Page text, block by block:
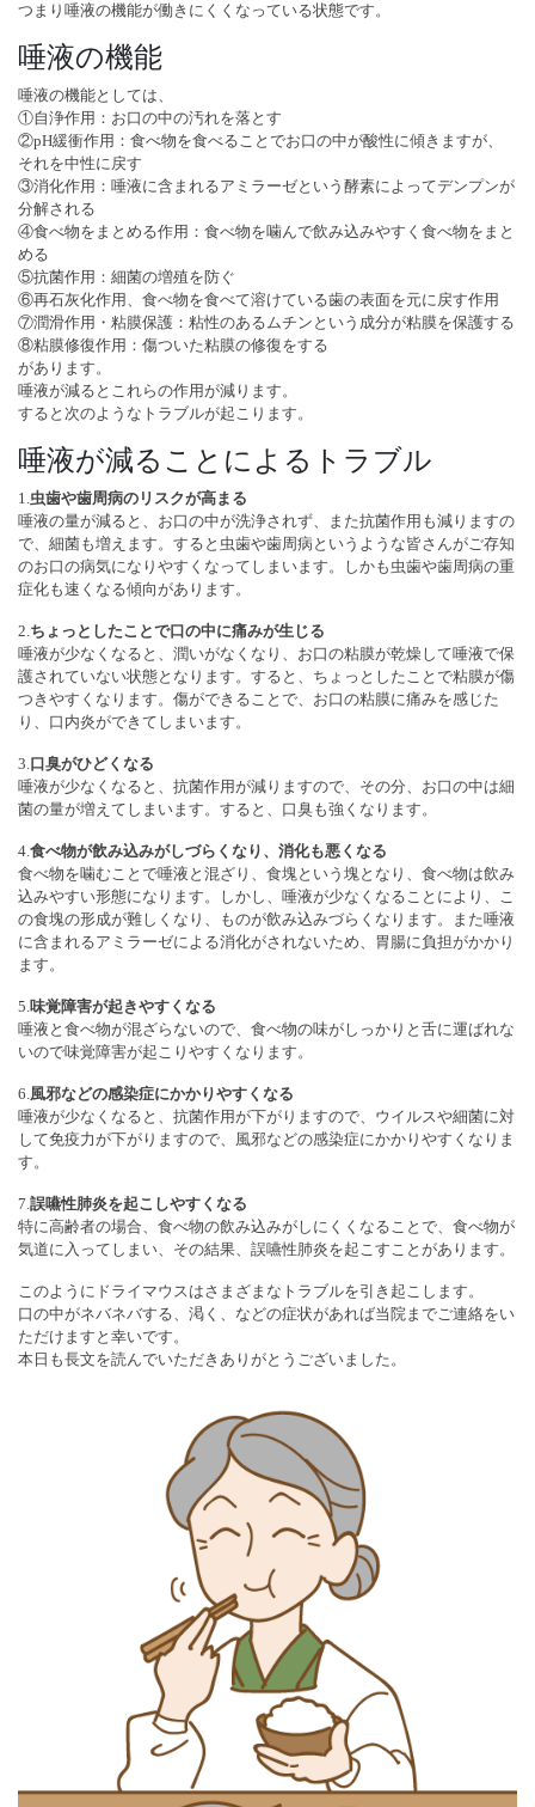
つまり唾液の機能が働きにくくなっている状態です。
唾液の機能
唾液の機能としては、
①自浄作用：お口の中の汚れを落とす
②pH緩衝作用：食べ物を食べることでお口の中が酸性に傾きますが、
それを中性に戻す
③消化作用：唾液に含まれるアミラーゼという酵素によってデンプンが
分解される
④食べ物をまとめる作用：食べ物を噛んで飲み込みやすく食べ物をまと
める
⑤抗菌作用：細菌の増殖を防ぐ
⑥再石灰化作用、食べ物を食べて溶けている歯の表面を元に戻す作用
⑦潤滑作用・粘膜保護：粘性のあるムチンという成分が粘膜を保護する
⑧粘膜修復作用：傷ついた粘膜の修復をする
があります。
唾液が減るとこれらの作用が減ります。
すると次のようなトラブルが起こります。
唾液が減ることによるトラブル
1.虫歯や歯周病のリスクが高まる
唾液の量が減ると、お口の中が洗浄されず、また抗菌作用も減りますの
で、細菌も増えます。すると虫歯や歯周病というような皆さんがご存知
のお口の病気になりやすくなってしまいます。しかも虫歯や歯周病の重
症化も速くなる傾向があります。
2.ちょっとしたことで口の中に痛みが生じる
唾液が少なくなると、潤いがなくなり、お口の粘膜が乾燥して唾液で保
護されていない状態となります。すると、ちょっとしたことで粘膜が傷
つきやすくなります。傷ができることで、お口の粘膜に痛みを感じた
り、口内炎ができてしまいます。
3.口臭がひどくなる
唾液が少なくなると、抗菌作用が減りますので、その分、お口の中は細
菌の量が増えてしまいます。すると、口臭も強くなります。
4.食べ物が飲み込みがしづらくなり、消化も悪くなる
食べ物を噛むことで唾液と混ざり、食塊という塊となり、食べ物は飲み
込みやすい形態になります。しかし、唾液が少なくなることにより、こ
の食塊の形成が難しくなり、ものが飲み込みづらくなります。また唾液
に含まれるアミラーゼによる消化がされないため、胃腸に負担がかかり
ます。
5.味覚障害が起きやすくなる
唾液と食べ物が混ざらないので、食べ物の味がしっかりと舌に運ばれな
いので味覚障害が起こりやすくなります。
6.風邪などの感染症にかかりやすくなる
唾液が少なくなると、抗菌作用が下がりますので、ウイルスや細菌に対
して免疫力が下がりますので、風邪などの感染症にかかりやすくなりま
す。
7.誤嚥性肺炎を起こしやすくなる
特に高齢者の場合、食べ物の飲み込みがしにくくなることで、食べ物が
気道に入ってしまい、その結果、誤嚥性肺炎を起こすことがあります。
このようにドライマウスはさまざまなトラブルを引き起こします。
口の中がネバネバする、渇く、などの症状があれば当院までご連絡をい
ただけますと幸いです。
本日も長文を読んでいただきありがとうございました。